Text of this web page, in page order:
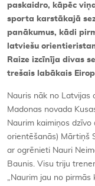
paskaidro, kāpēc
sporta karstākajā
panākumus, kādi
latviešu
Raize izcīnīja divas
trešais labākais
Nauris nāk no
Madonas novada
Naurim kaimiņos
orientēšanās) Mārtiņš
ar ogrēnieti Nauri
Baunis. Visu triju
„Naurim jau no pirmās